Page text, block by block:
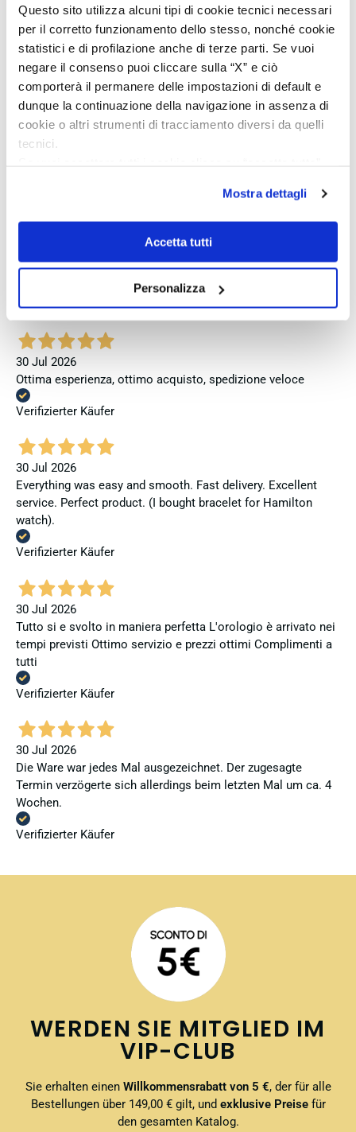
Questo sito utilizza alcuni tipi di cookie tecnici necessari
per il corretto funzionamento dello stesso, nonché cookie
statistici e di profilazione anche di terze parti. Se vuoi
negare il consenso puoi cliccare sulla “X” e ciò
comporterà il permanere delle impostazioni di default e
dunque la continuazione della navigazione in assenza di
cookie o altri strumenti di tracciamento diversi da quelli
tecnici.
Se vuoi saperne di più consulta laprivacy policye la
Mostra dettagli
Accetta tutti
Personalizza
geliefert wird. Insgesamt empfehle ich den Händler aufgrund
des guten Preises und der seriösen Abwicklung, hoffe
jedoch, dass bei zukünftigen Bestellungen mehr Wert auf
eine vollständige und originale Präsentation gelegt wird.
Verifizierter Käufer
Vor 5 Tagen
Venditore eccellente
Verifizierter Käufer
30 Jul 2026
Ottima esperienza, ottimo acquisto, spedizione veloce
Verifizierter Käufer
30 Jul 2026
Everything was easy and smooth. Fast delivery. Excellent
service. Perfect product. (I bought bracelet for Hamilton
watch).
Verifizierter Käufer
30 Jul 2026
Tutto si e svolto in maniera perfetta L'orologio è arrivato nei
tempi previsti Ottimo servizio e prezzi ottimi Complimenti a
tutti
Verifizierter Käufer
30 Jul 2026
Die Ware war jedes Mal ausgezeichnet. Der zugesagte
Termin verzögerte sich allerdings beim letzten Mal um ca. 4
Wochen.
Verifizierter Käufer
WERDEN SIE MITGLIED IM
VIP-CLUB
Sie erhalten einenWillkommensrabatt von 5 €, der für alle
Bestellungen über 149,00 € gilt, und exklusive Preisefür
den gesamten Katalog.